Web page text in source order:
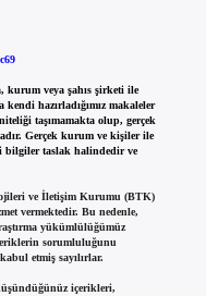
veya şahıs şirketi ile
hazırladığımız makaleler
taşımamakta olup, gerçek
Gerçek kurum ve kişiler ile
bilgiler taslak halindedir ve
ve İletişim Kurumu (BTK)
vermektedir. Bu nedenle,
yükümlülüğümüz
sorumluluğunu
etmiş sayılırlar.
içerikleri,